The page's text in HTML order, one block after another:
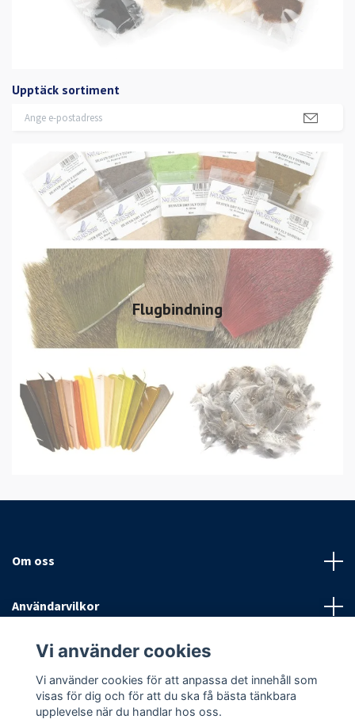
Upptäck sortiment
Flugbindning
Om oss
Användarvilkor
Sociala medier
Vi använder cookies
Vi använder cookies för att anpassa det innehåll som
visas för dig och för att du ska få bästa tänkbara
upplevelse när du handlar hos oss.